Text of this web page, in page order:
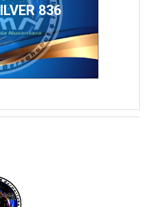
836